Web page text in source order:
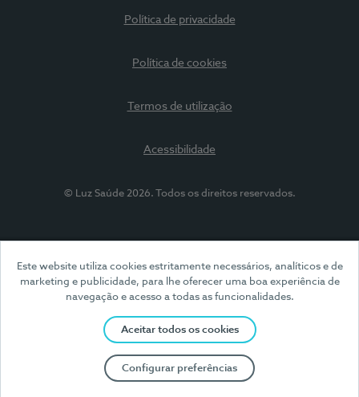
Este website utiliza cookies estritamente necessários, analíticos e de
marketing e publicidade, para lhe oferecer uma boa experiência de
navegação e acesso a todas as funcionalidades.
Aceitar todos os cookies
Configurar preferências
Política de privacidade
Política de cookies
Termos de utilização
Acessibilidade
© Luz Saúde 2026. Todos os direitos reservados.